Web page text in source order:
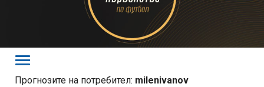
Прогнозите на потребител: milenivanov